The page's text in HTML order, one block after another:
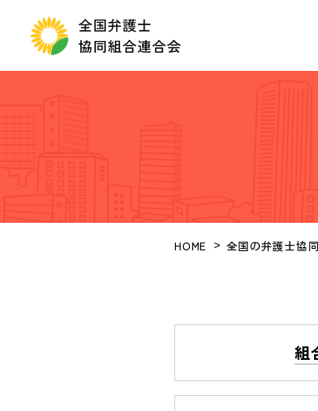
HOME 全国の弁護士協
組